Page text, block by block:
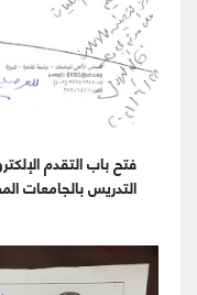
فتح باب التقدم
التدريس بالجامعات